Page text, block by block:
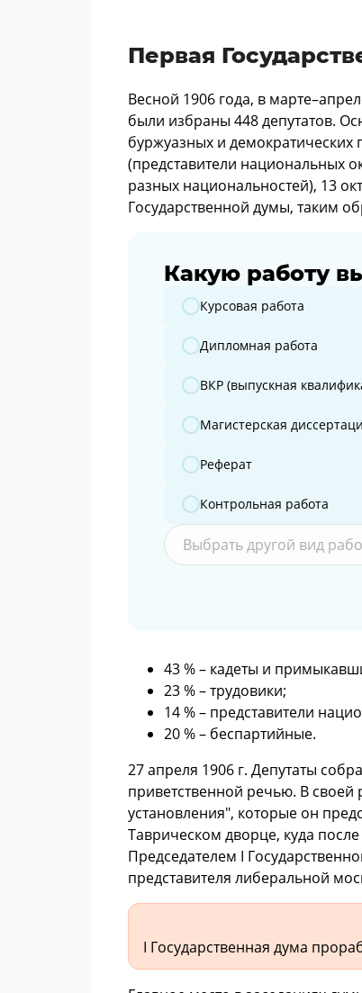
Первая
Весной 1906 года, в
были избраны 448 депутатов.
буржуазных и демократических
(представители национальных
разных национальностей), 13
Государственной думы, таким
Какую работу
Какую работу вы готовите?
Курсовая работа
Дипломная работа
ВКР (выпускная
Магистерская
Реферат
Контрольная работа
Выбрать другой вид
43 % – кадеты и
23 % – трудовики;
14 % – представители
20 % – беспартийные.
27 апреля 1906 г. Депутаты
приветственной речью. В
установления", которые он
Таврическом дворце, куда
Председателем I
представителя либеральной
I Государственная дума